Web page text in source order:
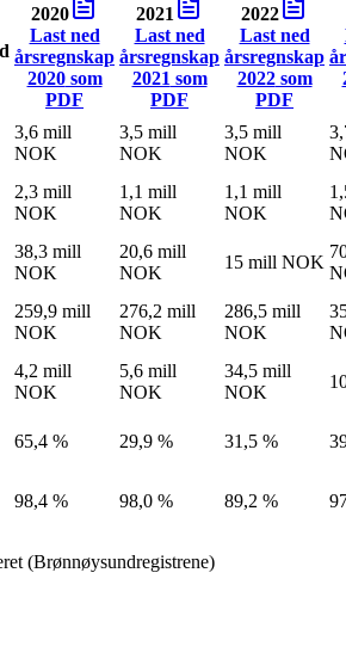
2020
Last ned
årsregnskap
2020som
PDF
2021
Last ned
årsregnskap
2021 som
PDF
2022
Last ned
årsregnskap
2022som
PDF
3,6 mill
NOK
3,5 mill
NOK
3,5 mill
NOK
2,3 mill
NOK
1,1 mill
NOK
1,1 mill
NOK
38,3 mill
NOK
20,6 mill
NOK
15 mill NOK
259,9 mill
NOK
276,2 mill
NOK
286,5 mill
NOK
4,2 mill
NOK
5,6 mill
NOK
34,5 mill
NOK
65,4 % 29,9 % 31,5 %
98,4 %
98,0 % 89,2 %
(Brønnøysundregistrene)